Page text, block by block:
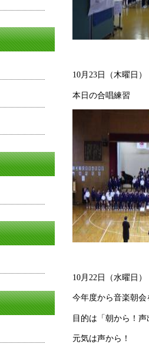
10月23日（木曜日）
本日の合唱練習
10月22日（水曜日）
今年度から音楽朝会
目的は「朝から！声
元気は声から！